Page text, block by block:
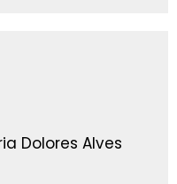
Dolores Alves